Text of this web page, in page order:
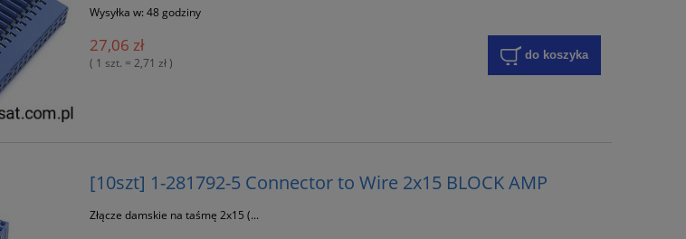
Wysyłka w: 48 godziny
27,06 zł
( 1 szt. = 2,71 zł )
do koszyka
[10szt] 1-281792-5 Connector to Wire 2x15 BLOCK AMP
Złącze damskie na taśmę 2x15 (...